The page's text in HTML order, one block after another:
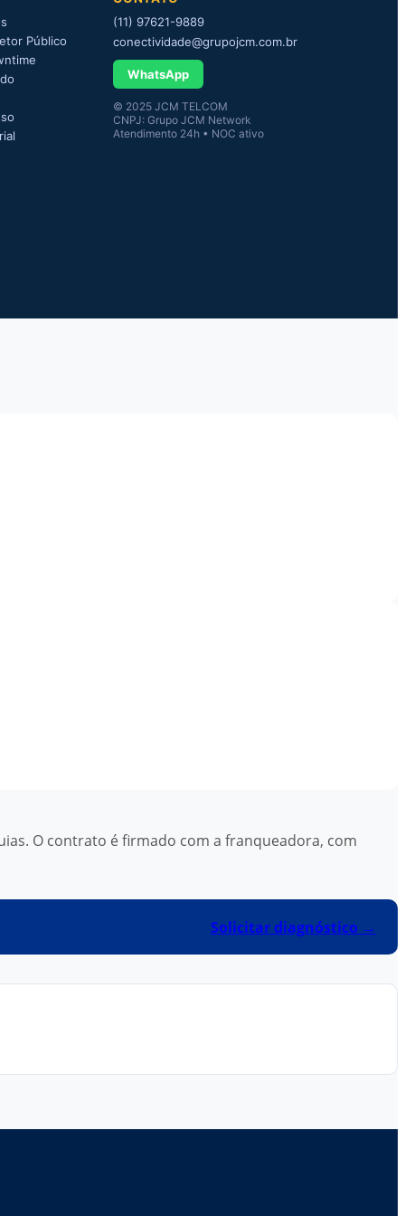
Público
(11) 97621-9889
conectividade@grupojcm.com.br
WhatsApp
© 2025 JCM TELCOM
CNPJ: Grupo JCM Network
Atendimento 24h • NOC ativo
O contrato é firmado com a franqueadora, com
Solicitar diagnóstico →